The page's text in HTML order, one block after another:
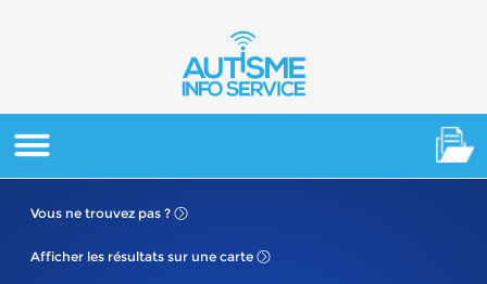
Vous ne trouvez pas ?
Afficher les résultats sur une carte